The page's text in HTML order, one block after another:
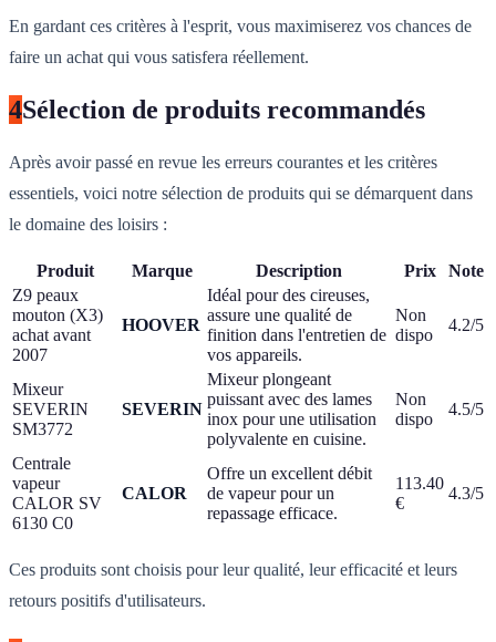
En gardant ces critères à l'esprit, vous maximiserez vos chances de
faire un achat qui vous satisfera réellement.
4Sélection de produits recommandés
Après avoir passé en revue les erreurs courantes et les critères
essentiels, voici notre sélection de produits qui se démarquent dans
le domaine des loisirs :
Produit Marque Description Prix
Note
Z9 peaux
mouton (X3)
achat avant
2007
HOOVER
Idéal pour des cireuses,
assure une qualité de
finition dans l'entretien de
vos appareils.
Non
dispo
4.2/5
Mixeur
SEVERIN
SM3772
SEVERIN
Mixeur plongeant
puissant avec des lames
inox pour une utilisation
polyvalente en cuisine.
Non
dispo
4.5/5
Centrale
vapeur
CALOR SV
6130 C0
CALOR
Offre un excellent débit
de vapeur pour un
repassage efficace.
113.40
€
4.3/5
Ces produits sont choisis pour leur qualité, leur efficacité et leurs
retours positifs d'utilisateurs.